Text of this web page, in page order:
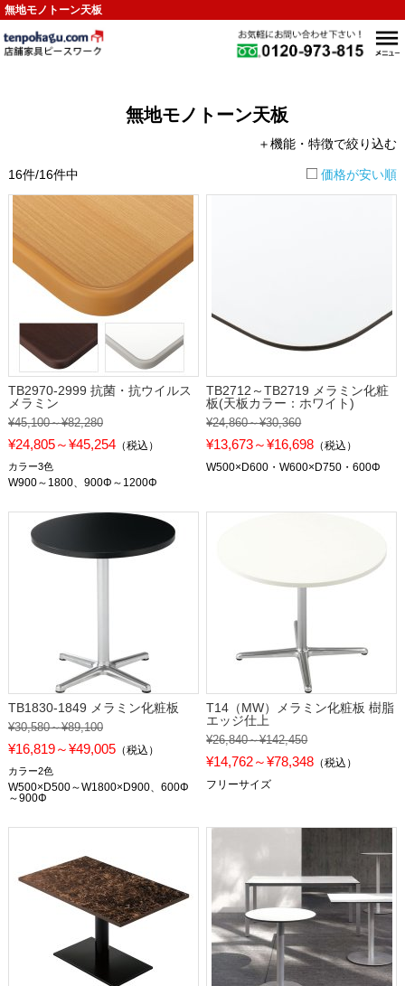
無地モノトーン天板
無地モノトーン天板
＋機能・特徴で絞り込む
16件/16件中 価格が安い順
TB2970-2999 抗菌・抗ウイルス
メラミン
¥45,100～¥82,280
¥24,805～¥45,254（税込）
カラー3色
W900～1800、900Φ～1200Φ
TB2712～TB2719 メラミン化粧
板(天板カラー：ホワイト)
¥24,860～¥30,360
¥13,673～¥16,698 （税込）
W500×D600・W600×D750・600Φ
TB1830-1849 メラミン化粧板
¥30,580～¥89,100
¥16,819～¥49,005（税込）
カラー2色
W500×D500～W1800×D900、600Φ
～900Φ
T14（MW）メラミン化粧板 樹脂
エッジ仕上
¥26,840～¥142,450
¥14,762～¥78,348 （税込）
フリーサイズ